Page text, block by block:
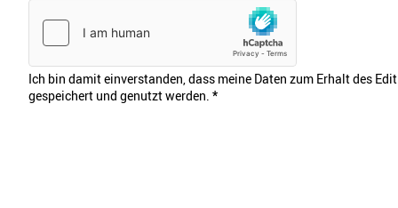
Ich bin damit einverstanden, dass meine Daten zum Erhalt des
gespeichert und genutzt werden. *